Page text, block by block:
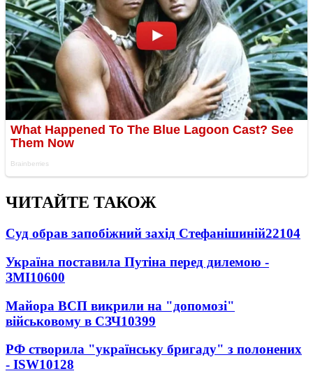
ЧИТАЙТЕ ТАКОЖ
Суд обрав запобіжний захід Стефанішиній22104
Україна поставила Путіна перед дилемою -
ЗМІ10600
Майора ВСП викрили на "допомозі"
військовому в СЗЧ10399
РФ створила "українську бригаду" з полонених
- ISW10128